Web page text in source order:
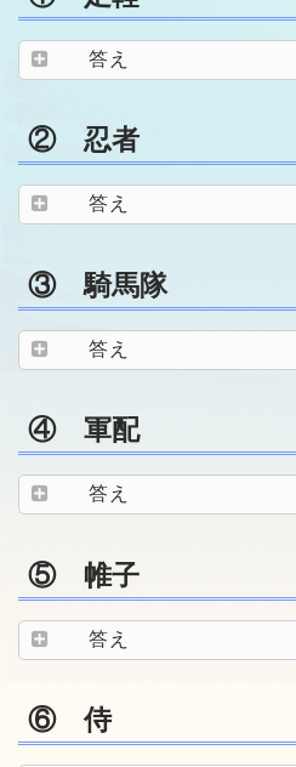
答え
② 忍者
答え
③ 騎馬隊
答え
④ 軍配
答え
⑤ 帷子
答え
⑥ 侍